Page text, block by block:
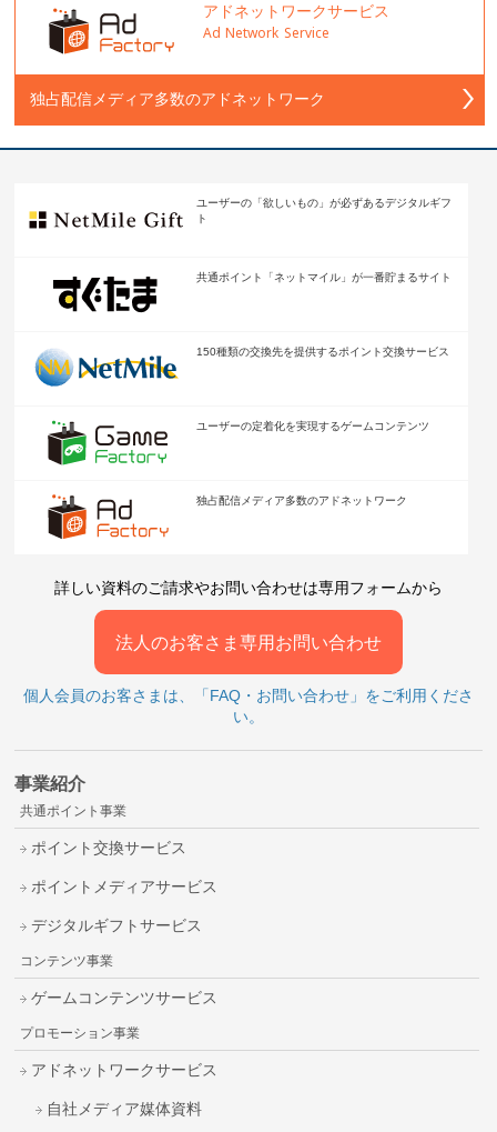
アドネットワークサービス
Ad Network Service
独占配信メディア多数のアドネットワーク
ユーザーの「欲しいもの」が必ずあるデジタルギフ
ト
共通ポイント「ネットマイル」が一番貯まるサイト
150種類の交換先を提供するポイント交換サービス
ユーザーの定着化を実現するゲームコンテンツ
独占配信メディア多数のアドネットワーク
詳しい資料のご請求やお問い合わせは専用フォームから
法人のお客さま専用お問い合わせ
個人会員のお客さまは、「FAQ・お問い合わせ」をご利用くださ
い。
事業紹介
共通ポイント事業
ポイント交換サービス
ポイントメディアサービス
デジタルギフトサービス
コンテンツ事業
ゲームコンテンツサービス
プロモーション事業
アドネットワークサービス
自社メディア媒体資料